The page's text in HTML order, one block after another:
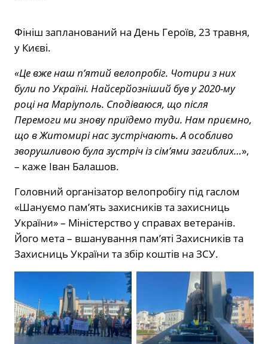
Фініш запланований на День Героїв, 23 травня,
у Києві.
«Це вже наш п’ятий велопробіг. Чотири з них
були по Україні. Найсерйозніший був у 2020-му
році на Маріуполь. Сподіваюся, що після
Перемоги ми знову приїдемо туди. Нам приємно,
що в Житомирі нас зустрічають. А особливо
зворушливою була зустріч із сім’ями загиблих…»,
– каже Іван Балашов.
Головний організатор велопробігу під гаслом
«Шануємо пам’ять захисників та захисниць
України» – Міністерство у справах ветеранів.
Його мета – вшанування пам’яті Захисників та
Захисниць України та збір коштів на ЗСУ.